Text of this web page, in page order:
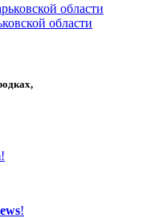
области
области
!
!